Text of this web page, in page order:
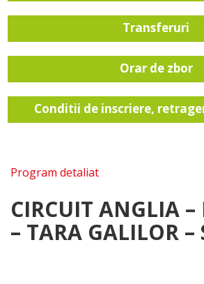
Transferuri
Orar de zbor
Conditii de inscriere,
Program detaliat
CIRCUIT ANGLIA
– TARA GALILOR –